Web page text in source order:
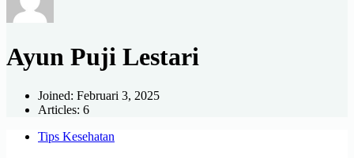
Ayun Puji Lestari
Joined: Februari 3, 2025
Articles: 6
Tips Kesehatan